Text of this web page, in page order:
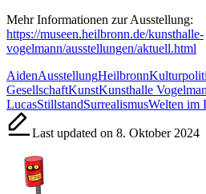
Mehr Informationen zur Ausstellung:
https://museen.heilbronn.de/kunsthalle-
vogelmann/ausstellungen/aktuell.html
Tags:
AidenAusstellungHeilbronn
GesellschaftKunstKunsthalle
LucasStillstandSurrealismusWelten im
Last updated on 8. Oktober 2024